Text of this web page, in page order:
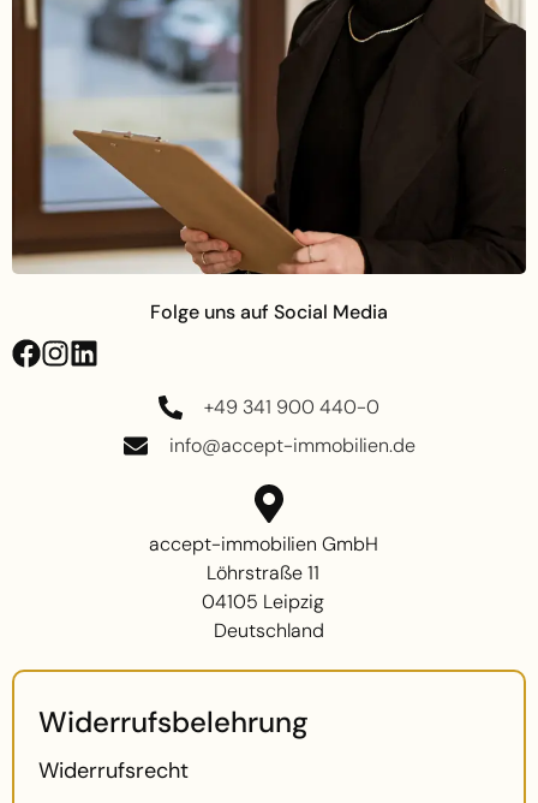
Folge uns auf Social Media
+49 341 900 440-0
info@accept-immobilien.de
accept-immobilien GmbH
Löhrstraße 11
04105 Leipzig
Deutschland
Widerrufsbelehrung
Widerrufsrecht